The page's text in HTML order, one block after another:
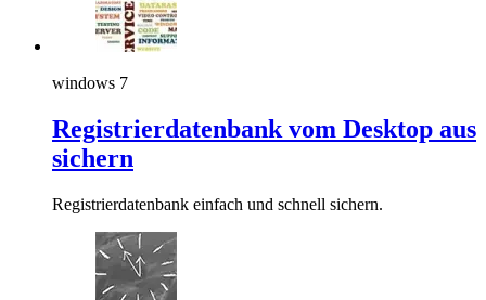
windows 7
Registrierdatenbank vom Desktop aus
sichern
Registrierdatenbank einfach und schnell sichern.